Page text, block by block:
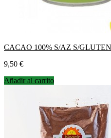
CACAO 100% S/AZ S/
Precio
9,50 €
Añadir al carrito